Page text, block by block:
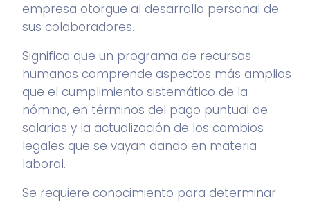
empresa otorgue al desarrollo personal de
sus colaboradores.
Significa que un programa de recursos
humanos comprende aspectos más amplios
que el cumplimiento sistemático de la
nómina, en términos del pago puntual de
salarios y la actualización de los cambios
legales que se vayan dando en materia
laboral.
Se requiere conocimiento para determinar